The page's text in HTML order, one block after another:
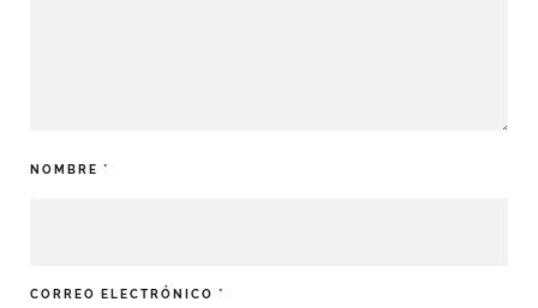
NOMBRE *
CORREO ELECTRÓNICO *